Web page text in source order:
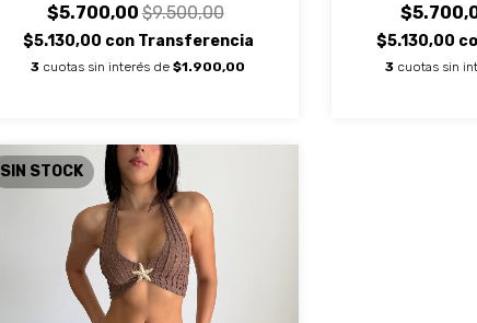
$5.700,00$9.500,00
$5.130,00 con Transferencia
3 cuotas sin interés de$1.900,00
$5.130,00
3 cuotas sin
SIN STOCK